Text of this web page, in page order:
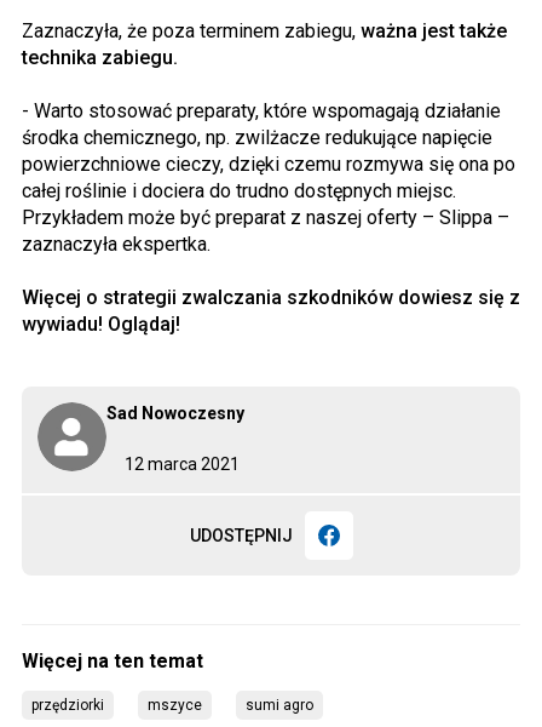
12 marca 2021
Sad Nowoczesny
UDOSTĘPNIJ
Zaznaczyła, że poza terminem zabiegu, ważna jest także
technika zabiegu.
- Warto stosować preparaty, które wspomagają działanie
środka chemicznego, np. zwilżacze redukujące napięcie
powierzchniowe cieczy, dzięki czemu rozmywa się ona po
całej roślinie i dociera do trudno dostępnych miejsc.
Przykładem może być preparat z naszej oferty – Slippa –
zaznaczyła ekspertka.
Więcej o strategii zwalczania szkodników dowiesz się z
wywiadu! Oglądaj!
przędziorki mszyce sumi agro